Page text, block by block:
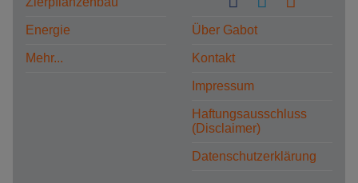
Energie
Mehr...
Über Gabot
Kontakt
Impressum
Haftungsausschluss
(Disclaimer)
Datenschutzerklärung